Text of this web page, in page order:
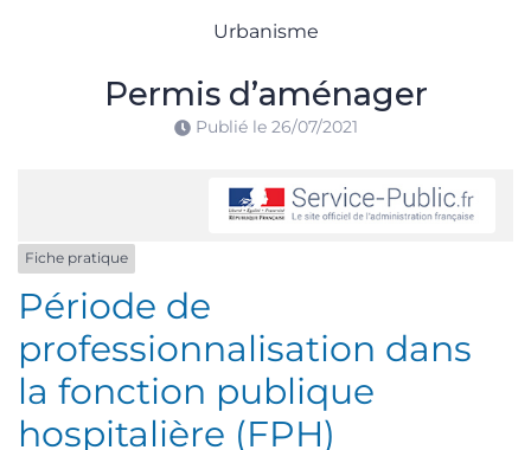
Urbanisme
Permis d’aménager
Publié le 26/07/2021
Fiche pratique
Période de
professionnalisation dans
la fonction publique
hospitalière (FPH)